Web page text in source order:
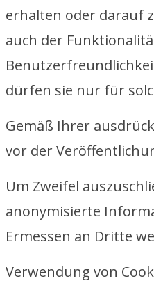
erhalten oder darauf
auch der
dürfen sie nur für
Gemäß Ihrer
vor der
Um Zweifel
anonymisierte
Ermessen an Dritte
Verwendung von